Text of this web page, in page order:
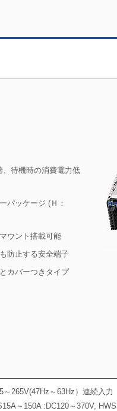
待機時の消費電力低
パッケージ (Ｈ：
ウント搭載可能
防止する安全端子
カバーつきタイプ
～265V(47Hz～63Hz）連続入力
～150A :DC120～370V,